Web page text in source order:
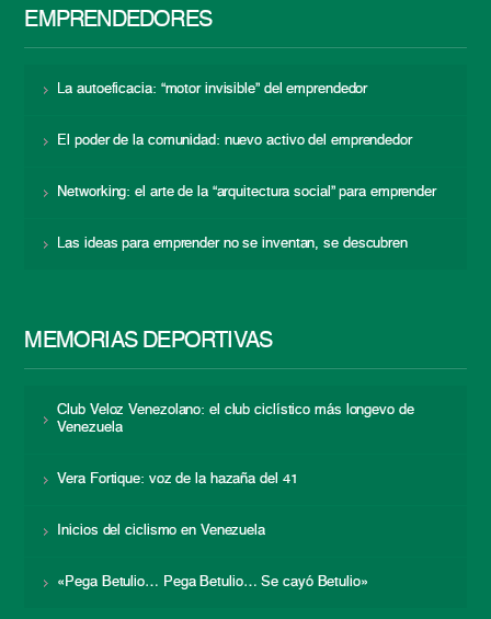
EMPRENDEDORES
La autoeficacia: “motor invisible” del emprendedor
El poder de la comunidad: nuevo activo del emprendedor
Networking: el arte de la “arquitectura social” para emprender
Las ideas para emprender no se inventan, se descubren
MEMORIAS DEPORTIVAS
Club Veloz Venezolano: el club ciclístico más longevo de
Venezuela
Vera Fortique: voz de la hazaña del 41
Inicios del ciclismo en Venezuela
«Pega Betulio… Pega Betulio… Se cayó Betulio»